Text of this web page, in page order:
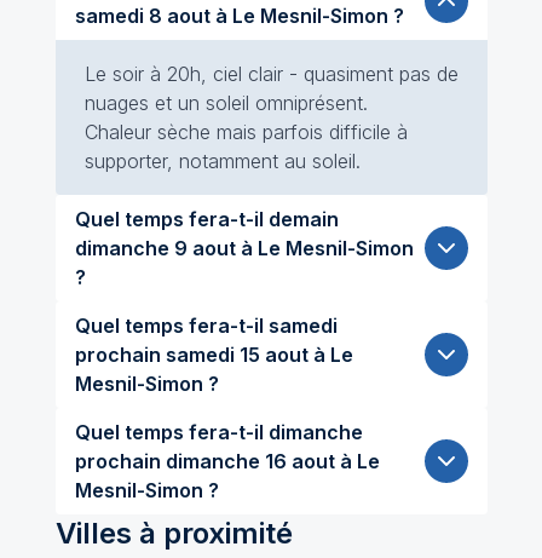
samedi 8 aout à Le Mesnil-Simon ?
Le soir à 20h, ciel clair - quasiment pas de
nuages et un soleil omniprésent.
Chaleur sèche mais parfois difficile à
supporter, notamment au soleil.
Quel temps fera-t-il demain
dimanche 9 aout à Le Mesnil-Simon
?
Quel temps fera-t-il samedi
prochain samedi 15 aout à Le
Mesnil-Simon ?
Quel temps fera-t-il dimanche
prochain dimanche 16 aout à Le
Mesnil-Simon ?
Villes à proximité